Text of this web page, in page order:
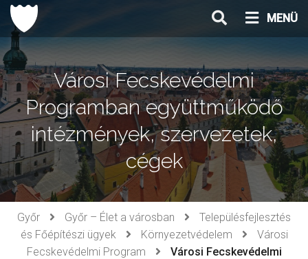
Ugrás
tartalomhoz
MENÜ
Városi Fecskevédelmi
Programban együttműködő
intézmények, szervezetek,
cégek
Győr Győr – Élet a városban
Településfejlesztés
és Főépítészi ügyek
Környezetvédelem
Városi
Fecskevédelmi Program
Városi Fecskevédelmi